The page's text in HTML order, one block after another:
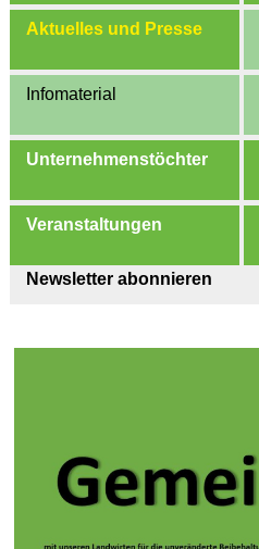
Aktuelles und Presse
Infomaterial
Unternehmenstöchter
Veranstaltungen
Newsletter abonnieren